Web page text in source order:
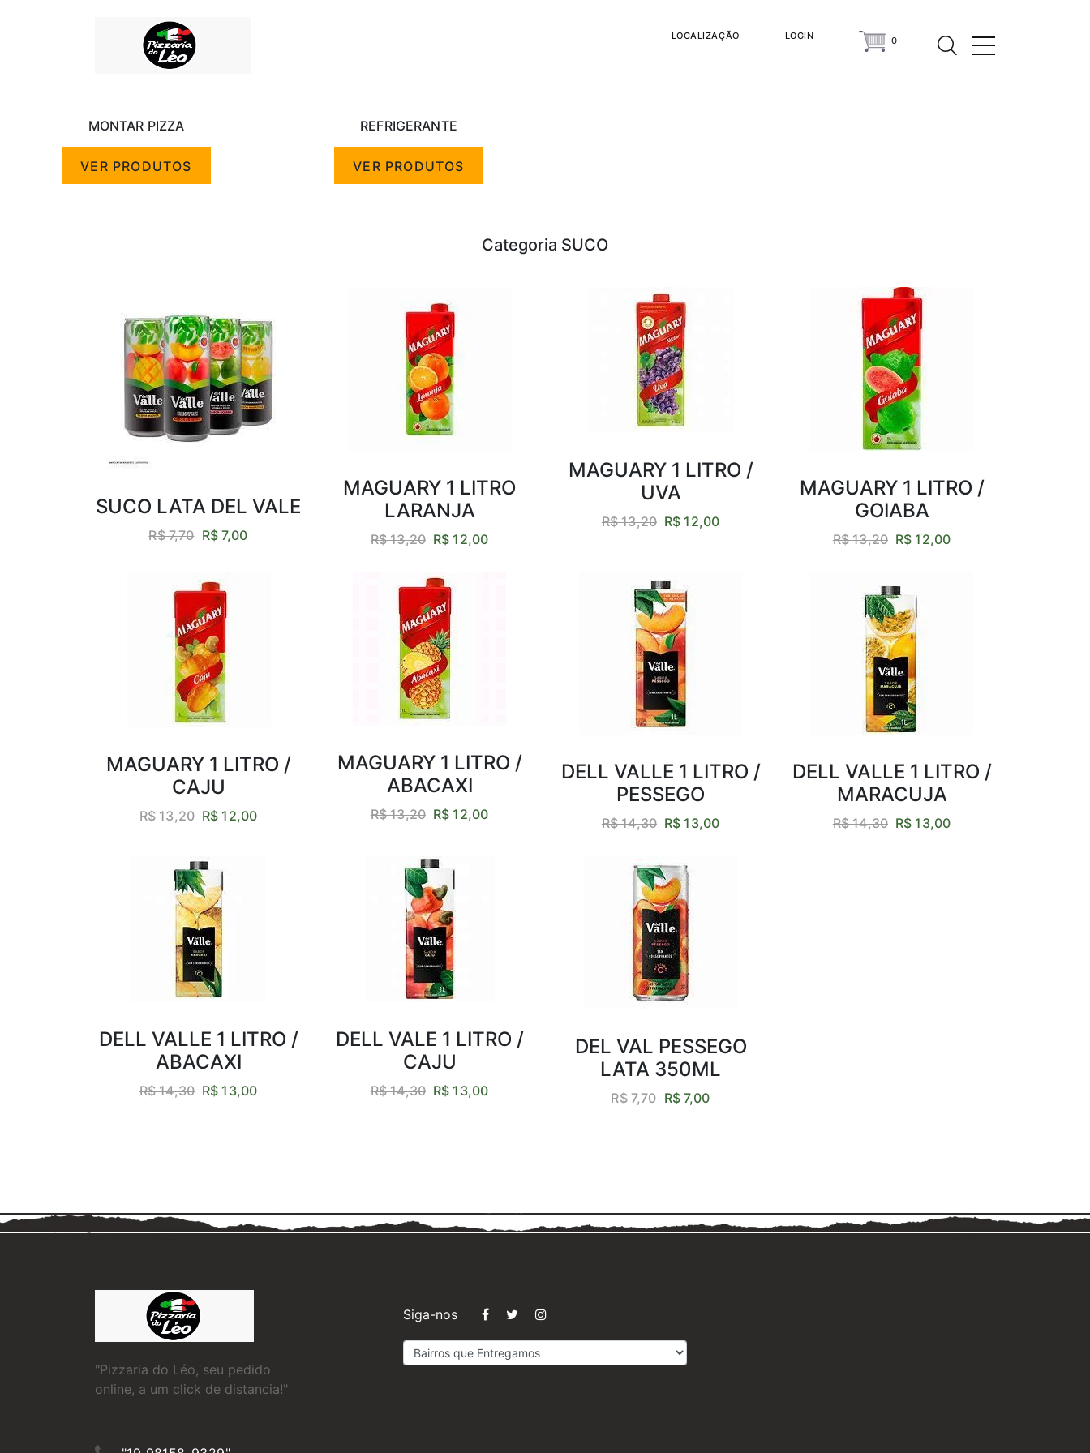
LOCALIZAÇÃO LOGIN 0
MONTAR PIZZA
VER PRODUTOS
REFRIGERANTE
VER PRODUTOS
Categoria SUCO
SUCO LATA DEL VALE
R$ 7,70 R$ 7,00
MAGUARY 1 LITRO
LARANJA
R$ 13,20 R$ 12,00
MAGUARY 1 LITRO /
UVA
R$ 13,20 R$ 12,00
MAGUARY 1 LITRO /
GOIABA
R$ 13,20 R$ 12,00
MAGUARY 1 LITRO /
CAJU
R$ 13,20 R$ 12,00
MAGUARY 1 LITRO /
ABACAXI
R$ 13,20 R$ 12,00
DELL VALLE 1 LITRO /
PESSEGO
R$ 14,30 R$ 13,00
DELL VALLE 1 LITRO /
MARACUJA
R$ 14,30 R$ 13,00
DELL VALLE 1 LITRO /
ABACAXI
R$ 14,30 R$ 13,00
DELL VALE 1 LITRO /
CAJU
R$ 14,30 R$ 13,00
DEL VAL PESSEGO
LATA 350ML
R$ 7,70 R$ 7,00
"Pizzaria do Léo, seu pedido
online, a um click de distancia!"
Siga-nos